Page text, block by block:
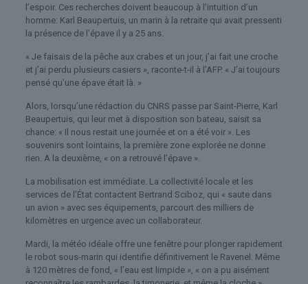
l’espoir. Ces recherches doivent beaucoup à l’intuition d’un
homme: Karl Beaupertuis, un marin à la retraite qui avait pressenti
la présence de l’épave il y a 25 ans.
« Je faisais de la pêche aux crabes et un jour, j’ai fait une croche
et j’ai perdu plusieurs casiers », raconte-t-il à l’AFP. « J’ai toujours
pensé qu’une épave était là. »
Alors, lorsqu’une rédaction du CNRS passe par Saint-Pierre, Karl
Beaupertuis, qui leur met à disposition son bateau, saisit sa
chance: « Il nous restait une journée et on a été voir ». Les
souvenirs sont lointains, la première zone explorée ne donne
rien. A la deuxième, « on a retrouvé l’épave ».
La mobilisation est immédiate. La collectivité locale et les
services de l’État contactent Bertrand Sciboz, qui « saute dans
un avion » avec ses équipements, parcourt des milliers de
kilomètres en urgence avec un collaborateur.
Mardi, la météo idéale offre une fenêtre pour plonger rapidement
le robot sous-marin qui identifie définitivement le Ravenel. Même
à 120 mètres de fond, « l’eau est limpide », « on a pu aisément